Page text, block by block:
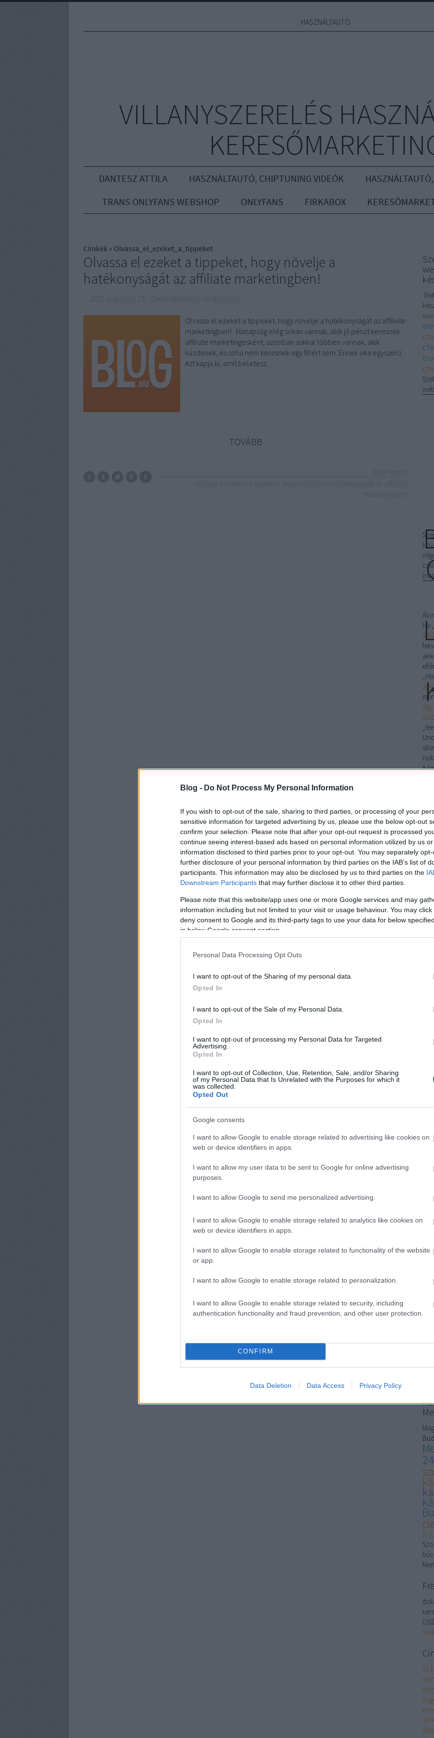
Blog - Do Not Process My Personal Information
If you wish to opt-out of the sale, sharing to third parties, or processing of your
sensitive information for targeted advertising by us, please use the below opt-out
confirm your selection. Please note that after your opt-out request is processed
continue seeing interest-based ads based on personal information utilized by us
information disclosed to third parties prior to your opt-out. You may separately
further disclosure of your personal information by third parties on the IAB’s list of
participants. This information may also be disclosed by us to third parties on the
Downstream Participants that may further disclose it to other third parties.
Please note that this website/app uses one or more Google services and may
information including but not limited to your visit or usage behaviour. You may
deny consent to Google and its third-party tags to use your data for below
in below Google consent section.
Personal Data Processing Opt Outs
I want to opt-out of the Sharing of my personal data.
Opted In
I want to opt-out of the Sale of my Personal Data.
Opted In
I want to opt-out of processing my Personal Data for Targeted
Advertising.
Opted In
I want to opt-out of Collection, Use, Retention, Sale, and/or Sharing
of my Personal Data that Is Unrelated with the Purposes for which it
was collected.
Opted Out
Google consents
I want to allow Google to enable storage related to advertising like cookies on
web or device identifiers in apps.
I want to allow my user data to be sent to Google for online advertising
purposes.
I want to allow Google to send me personalized advertising.
I want to allow Google to enable storage related to analytics like cookies on
web or device identifiers in apps.
I want to allow Google to enable storage related to functionality of the website
or app.
I want to allow Google to enable storage related to personalization.
I want to allow Google to enable storage related to security, including
authentication functionality and fraud prevention, and other user protection.
CONFIRM
Data Deletion Data Access Privacy Policy
HASZNÁLTAUTÓ
VILLANYSZERELÉS
DANTESZ ATTILA HASZNÁLTAUTÓ, CHIPTUNING VIDEÓK
TRANS ONLYFANS WEBSHOP
ONLYFANS FIRKABOX
Címkék » Olvassa_el_ezeket_a_tippeket
Olvassa el ezeket a tippeket, hogy növelje a
hatékonyságát az affiliate marketingben!
Online Marketing 101 Budapest
Olvassa el ezeket a tippeket, hogy növelje a hatékonyságát az affiliate
marketingben! Manapság elég sokan vannak, akik jó pénzt keresnek
affiliate marketingesként; azonban sokkal többen vannak, akik
küzdenek, és soha nem keresnek egy fillért sem. Ennek oka egyszerű:
Azt kapja ki, amit beletesz.…
TOVÁBB
Ha
A
Ha
Ne
)
24
(
21